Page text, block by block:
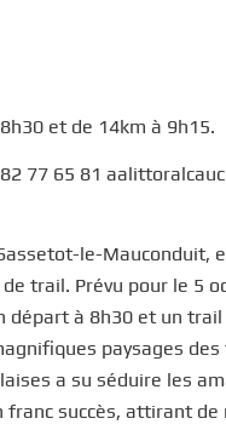
et de 14km à 9h15.
82 77 65 81
le-
trail. Prévu pour le 5
départ à 8h30 et un
paysages
a su séduire les
franc succès, attirant